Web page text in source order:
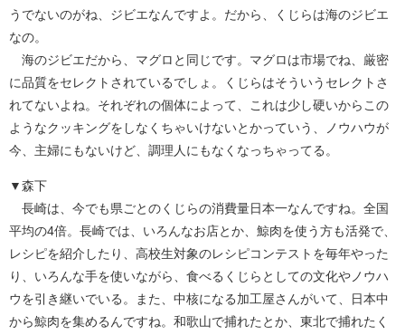
うでないのがね、ジビエなんですよ。だから、くじらは海のジビエ
なの。
海のジビエだから、マグロと同じです。マグロは市場でね、厳密
に品質をセレクトされているでしょ。くじらはそういうセレクトさ
れてないよね。それぞれの個体によって、これは少し硬いからこの
ようなクッキングをしなくちゃいけないとかっていう、ノウハウが
今、主婦にもないけど、調理人にもなくなっちゃってる。
▼森下
長崎は、今でも県ごとのくじらの消費量日本一なんですね。全国
平均の4倍。長崎では、いろんなお店とか、鯨肉を使う方も活発で、
レシピを紹介したり、高校生対象のレシピコンテストを毎年やった
り、いろんな手を使いながら、食べるくじらとしての文化やノウハ
ウを引き継いでいる。また、中核になる加工屋さんがいて、日本中
から鯨肉を集めるんですね。和歌山で捕れたとか、東北で捕れたく